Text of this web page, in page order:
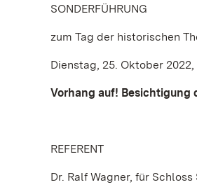
SONDERFÜHRUNG
zum Tag der historischen
Dienstag, 25. Oktober 2022,
Vorhang auf! Besichtigung
REFERENT
Dr. Ralf Wagner, für